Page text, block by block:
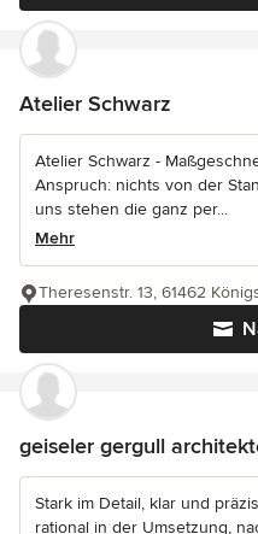
Atelier Schwarz
Atelier Schwarz -
Anspruch: nichts von der
uns stehen die ganz per...
Mehr
Theresenstr. 13, 61462
geiseler gergull
Stark im Detail, klar und
rational in der Umsetzung,